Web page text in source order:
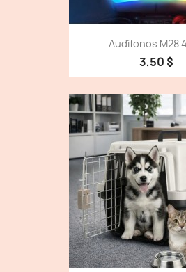
Audífonos M28
3,50 $